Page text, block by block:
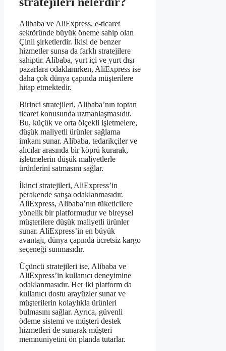
Alibaba ve AliExpress, e-ticaret
sektöründe büyük öneme sahip olan
Çinli şirketlerdir. İkisi de benzer
hizmetler sunsa da farklı stratejilere
sahiptir. Alibaba, yurt içi ve yurt dışı
pazarlara odaklanırken, AliExpress ise
daha çok dünya çapında müşterilere
hitap etmektedir.
Birinci stratejileri, Alibaba’nın toptan
ticaret konusunda uzmanlaşmasıdır.
Bu, küçük ve orta ölçekli işletmelere,
düşük maliyetli ürünler sağlama
imkanı sunar. Alibaba, tedarikçiler ve
alıcılar arasında bir köprü kurarak,
işletmelerin düşük maliyetlerle
ürünlerini satmasını sağlar.
İkinci stratejileri, AliExpress’in
perakende satışa odaklanmasıdır.
AliExpress, Alibaba’nın tüketicilere
yönelik bir platformudur ve bireysel
müşterilere düşük maliyetli ürünler
sunar. AliExpress’in en büyük
avantajı, dünya çapında ücretsiz kargo
seçeneği sunmasıdır.
Üçüncü stratejileri ise, Alibaba ve
AliExpress’in kullanıcı deneyimine
odaklanmasıdır. Her iki platform da
kullanıcı dostu arayüzler sunar ve
müşterilerin kolaylıkla ürünleri
bulmasını sağlar. Ayrıca, güvenli
ödeme sistemi ve müşteri destek
hizmetleri de sunarak müşteri
memnuniyetini ön planda tutarlar.